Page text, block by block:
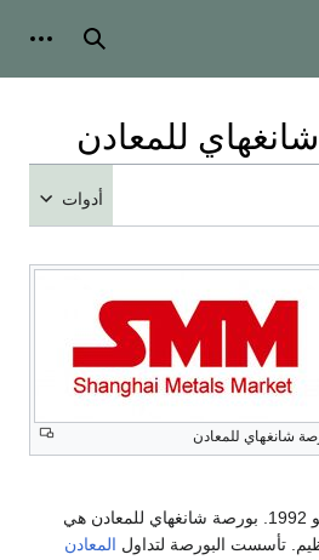
بحث
للمعادن
أدوات
شانغهاي للمعادن
، وتأسست في 28 مايو 1992. بورصة شانغهاي للمعادن هي
تأسست البورصة لتداول المعادن